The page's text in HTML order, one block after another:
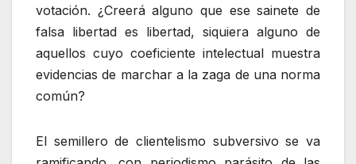
votación. ¿Creerá alguno que ese sainete de
falsa libertad es libertad, siquiera alguno de
aquellos cuyo coeficiente intelectual muestra
evidencias de marchar a la zaga de una norma
común?
El semillero de clientelismo subversivo se va